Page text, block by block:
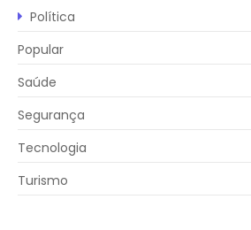
Política
Popular
Saúde
Segurança
Tecnologia
Turismo